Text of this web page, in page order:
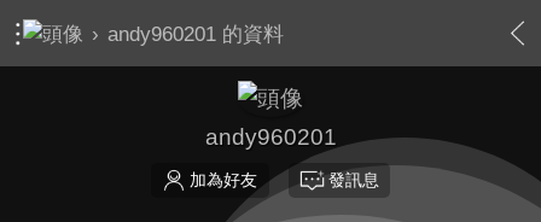
› andy960201 的資料
andy960201
加為好友 發訊息